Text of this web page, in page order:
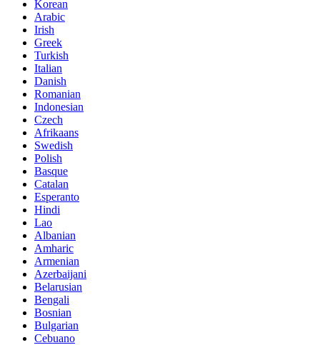
Korean
Arabic
Irish
Greek
Turkish
Italian
Danish
Romanian
Indonesian
Czech
Afrikaans
Swedish
Polish
Basque
Catalan
Esperanto
Hindi
Lao
Albanian
Amharic
Armenian
Azerbaijani
Belarusian
Bengali
Bosnian
Bulgarian
Cebuano